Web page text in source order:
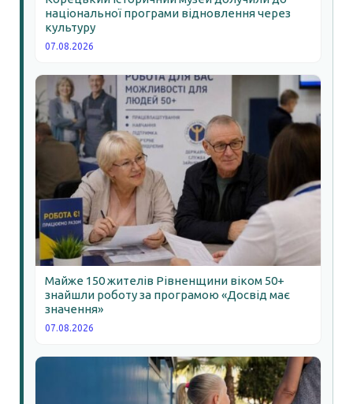
національної програми відновлення через
культуру
07.08.2026
Майже 150 жителів Рівненщини віком 50+
знайшли роботу за програмою «Досвід має
значення»
07.08.2026